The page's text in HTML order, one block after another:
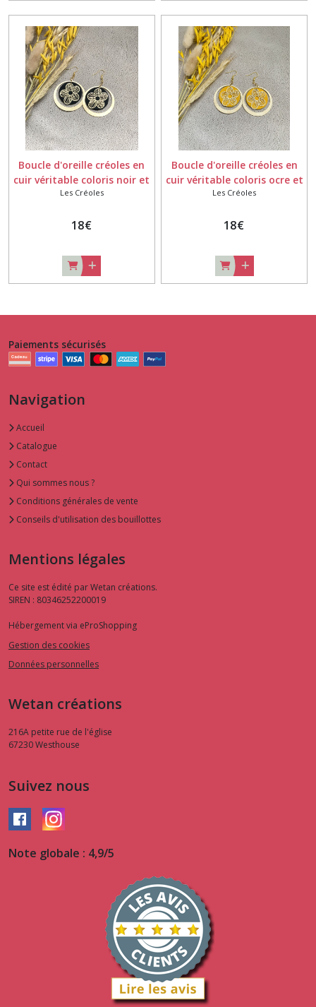
Boucle d'oreille créoles en
cuir véritable coloris noir et
or -légères - sans plomb et
Les Créoles
18€
Boucle d'oreille créoles en
cuir véritable coloris ocre et
or -légères - sans plomb et
Les Créoles
18€
Paiements sécurisés
Navigation
Accueil
Catalogue
Contact
Qui sommes nous ?
Conditions générales de vente
Conseils d'utilisation des bouillottes
Mentions légales
Ce site est édité par Wetan créations.
SIREN : 80346252200019
Hébergement via eProShopping
Gestion des cookies
Données personnelles
Wetan créations
216A petite rue de l'église
67230Westhouse
Suivez nous
Note globale : 4,9/5